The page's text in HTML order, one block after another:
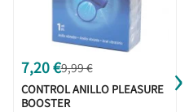
7,20 €9,99 €
CONTROL ANILLO PLEASURE
BOOSTER
›